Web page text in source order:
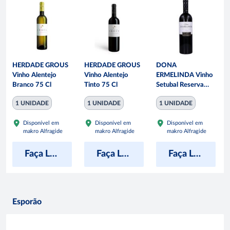
HERDADE GROUS
Vinho Alentejo
Branco 75 Cl
1 UNIDADE
Disponível em
makro Alfragide
Faça Login para ver preço
HERDADE GROUS
Vinho Alentejo
Tinto 75 Cl
1 UNIDADE
Disponível em
makro Alfragide
Faça Login para ver preço
DONA
ERMELINDA Vinho
Setubal Reserva
Tinto 75 Cl
1 UNIDADE
Disponível em
makro Alfragide
Faça Login para ver preço
Esporão